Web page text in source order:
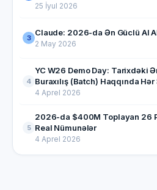
25 İyul 2026
3
Claude: 2026-da Ən Güclü AI
2 May 2026
4
YC W26 Demo Day: Tarixdəki
Buraxılış (Batch) Haqqında Hər
4 Aprel 2026
5
2026-da $400M Toplayan 26
Real Nümunələr
4 Aprel 2026